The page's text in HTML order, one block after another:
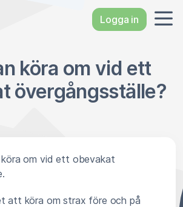
Logga in
köra om vid ett
övergångsställe?
om vid ett obevakat
att köra om strax före och på